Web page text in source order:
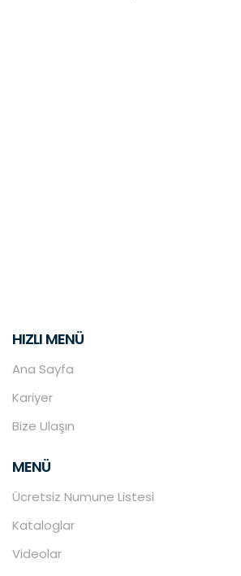
HIZLI MENÜ
Ana Sayfa
Kariyer
Bize Ulaşın
MENÜ
Ücretsiz Numune Listesi
Kataloglar
Videolar